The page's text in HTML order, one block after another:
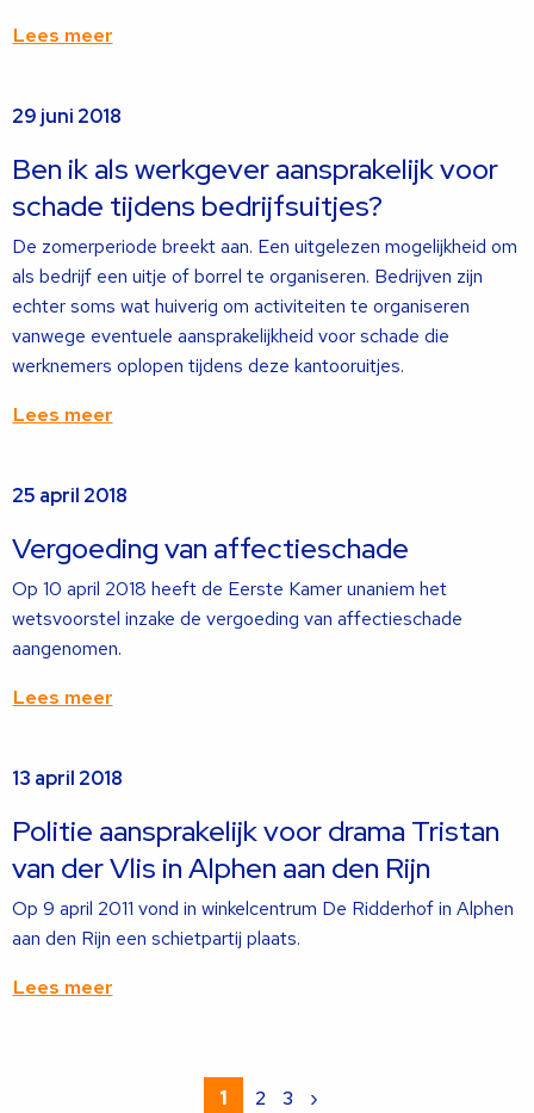
Lees meer
meer
29 juni 2018
Ben ik als werkgever aansprakelijk voor
schade tijdens bedrijfsuitjes?
De zomerperiode breekt aan. Een uitgelezen mogelijkheid om
als bedrijf een uitje of borrel te organiseren. Bedrijven zijn
echter soms wat huiverig om activiteiten te organiseren
vanwege eventuele aansprakelijkheid voor schade die
werknemers oplopen tijdens deze kantooruitjes.
Lees meer
meer
25 april 2018
Vergoeding van affectieschade
Op 10 april 2018 heeft de Eerste Kamer unaniem het
wetsvoorstel inzake de vergoeding van affectieschade
aangenomen.
Lees meer
meer
13 april 2018
Politie aansprakelijk voor drama Tristan
van der Vlis in Alphen aan den Rijn
Op 9 april 2011 vond in winkelcentrum De Ridderhof in Alphen
aan den Rijn een schietpartij plaats.
Lees meer
1 2 3 ›